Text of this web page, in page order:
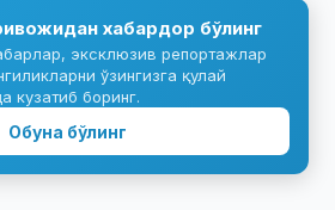
хабардор бўлинг
эксклюзив репортажлар
ўзингизга қулай
кузатиб боринг.
Обуна бўлинг